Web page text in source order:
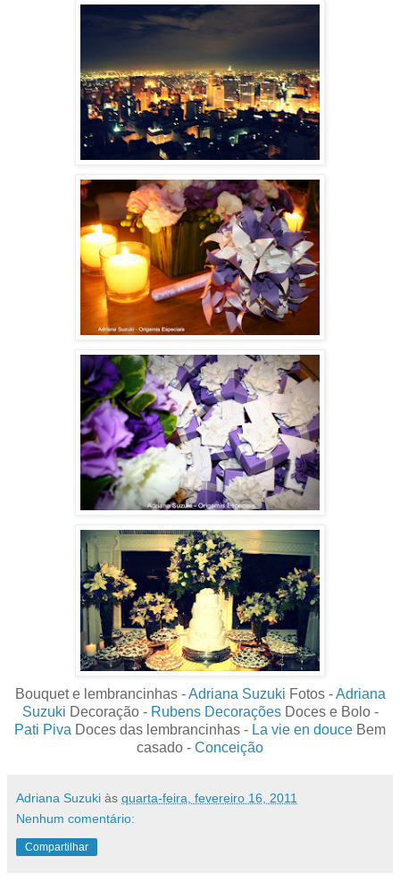
Bouquet e lembrancinhas -Adriana Suzuki Fotos -Adriana
Suzuki Decoração - Rubens DecoraçõesDoces e Bolo -
Pati Piva Doces das lembrancinhas - La vie en douce Bem
casado - Conceição
Adriana Suzuki às quarta-feira, fevereiro 16, 2011
Nenhum comentário:
Compartilhar